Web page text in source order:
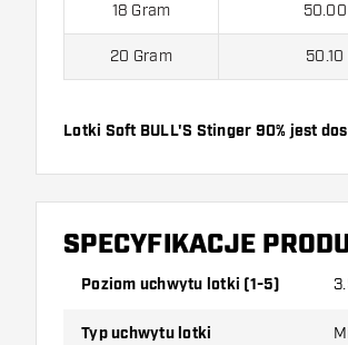
18 Gram
20 Gram
Lotki Soft BULL'S Stinger 90% jest
SPECYFIKACJE
Poziom uchwytu lotki (1-5)
Typ uchwytu lotki